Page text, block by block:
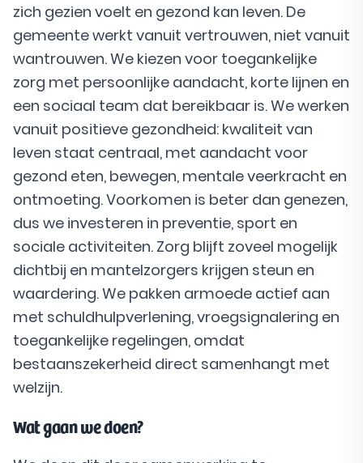
zich gezien voelt en gezond kan leven. De
gemeente werkt vanuit vertrouwen, niet vanuit
wantrouwen. We kiezen voor toegankelijke
zorg met persoonlijke aandacht, korte lijnen en
een sociaal team dat bereikbaar is. We werken
vanuit positieve gezondheid: kwaliteit van
leven staat centraal, met aandacht voor
gezond eten, bewegen, mentale veerkracht en
ontmoeting. Voorkomen is beter dan genezen,
dus we investeren in preventie, sport en
sociale activiteiten. Zorg blijft zoveel mogelijk
dichtbij en mantelzorgers krijgen steun en
waardering. We pakken armoede actief aan
met schuldhulpverlening, vroegsignalering en
toegankelijke regelingen, omdat
bestaanszekerheid direct samenhangt met
welzijn.
Wat gaan we doen?